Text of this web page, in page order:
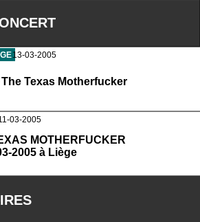
13-03-2005
The Texas Motherfucker
03-2005
MOTHERFUCKER
2005 à Liège